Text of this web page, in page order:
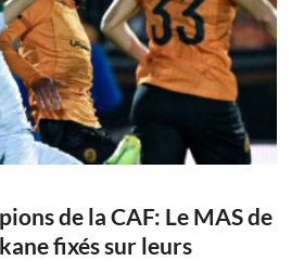
de la CAF: Le MAS de
fixés sur leurs